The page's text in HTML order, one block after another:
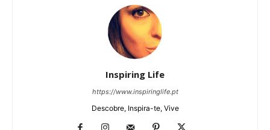
Inspiring Life
https://www.inspiringlife.pt
Descobre, Inspira-te, Vive